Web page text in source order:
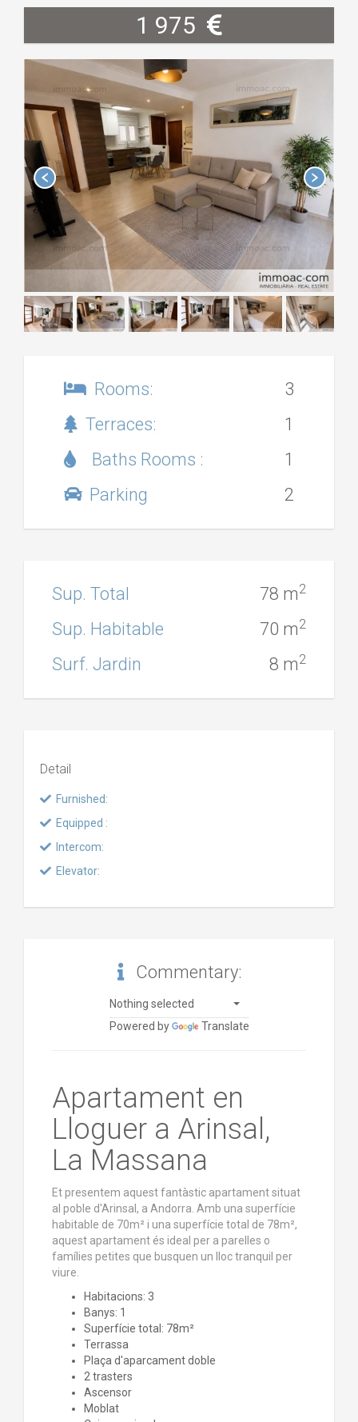
1 975
Rooms:
3
Terraces:
1
Baths Rooms :
1
Parking
2
Sup. Total 78 m2
Sup. Habitable 70 m2
Surf. Jardin 8 m2
Detail
Furnished:
Equipped :
Intercom:
Elevator:
Commentary:
Nothing selected
Powered by
Translate
Apartament en
Lloguer a Arinsal,
La Massana
Et presentem aquest fantàstic apartament situat
al poble d'Arinsal, a Andorra. Amb una superfície
habitable de 70m² i una superfície total de 78m²,
aquest apartament és ideal per a parelles o
famílies petites que busquen un lloc tranquil per
viure.
Habitacions: 3
Banys: 1
Superfície total: 78m²
Terrassa
Plaça d'aparcament doble
2 trasters
Ascensor
Moblat